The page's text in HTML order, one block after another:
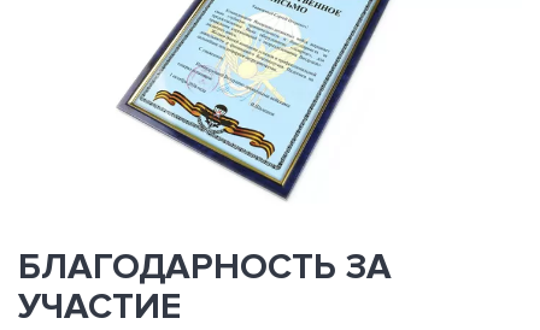
БЛАГОДАРНОСТЬ ЗА
УЧАСТИЕ